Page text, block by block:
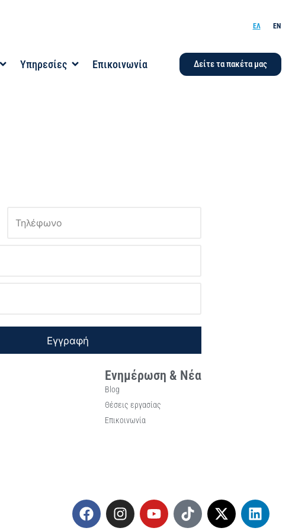
ΕΛ EN
Υπηρεσίες Επικοινωνία Δείτε τα πακέτα μας
Εγγραφή
Ενημέρωση & Νέα
Blog
Θέσεις εργασίας
Επικοινωνία